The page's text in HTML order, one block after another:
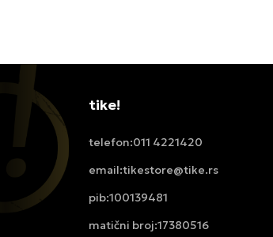
tike!
telefon:011 4221420
email:tikestore@tike.rs
pib:100139481
matični broj:17380516